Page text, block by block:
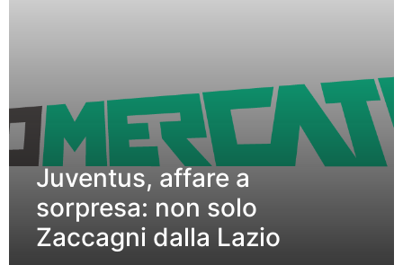
Juventus, affare a
sorpresa: non solo
Zaccagni dalla Lazio